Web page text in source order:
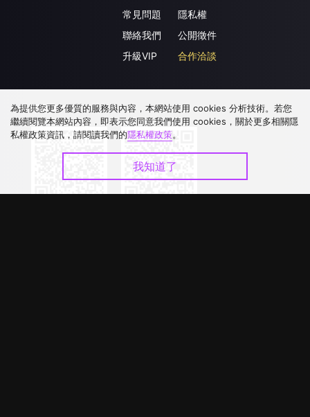
常見問題
聯絡我們
升級VIP
隱私權
公開徵件
合作洽談
下載 APP
為提供您更多優質的服務與內容，本網站使用 cookies 分析技術。若您
繼續閱覽本網站內容，即表示您同意我們使用 cookies，關於更多相關隱
私權政策資訊，請閱讀我們的隱私權政策。
我知道了